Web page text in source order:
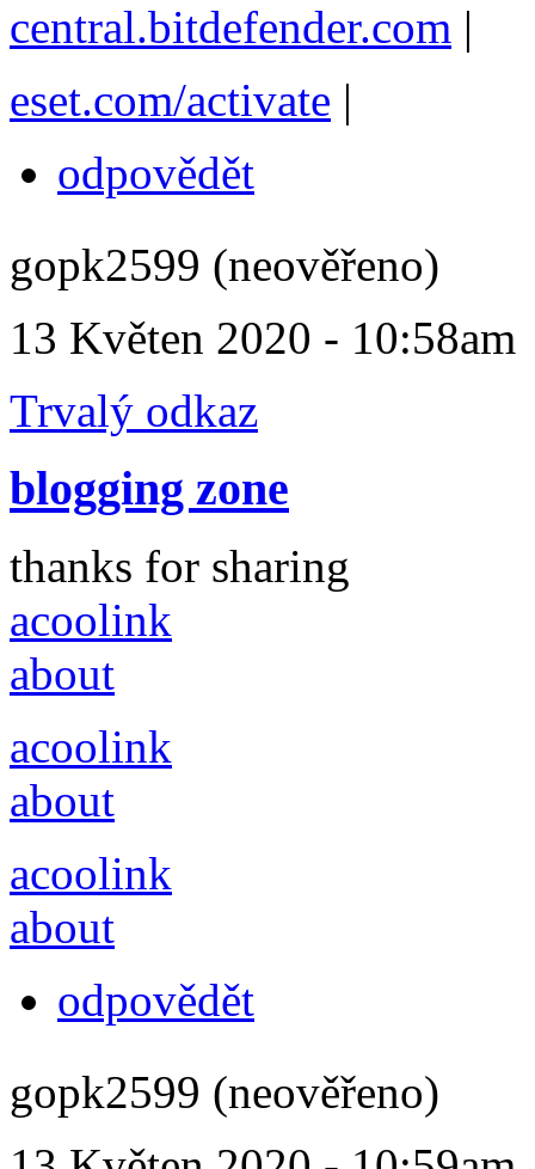
central.bitdefender.com |
eset.com/activate |
odpovědět
gopk2599 (neověřeno)
13 Květen 2020 - 10:58am
Trvalý odkaz
blogging zone
thanks for sharing
acoolink
about
acoolink
about
acoolink
about
odpovědět
gopk2599 (neověřeno)